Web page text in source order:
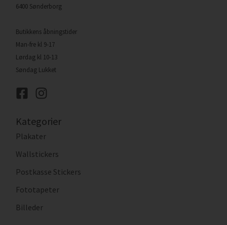
6400 Sønderborg
Butikkens åbningstider
Man-fre kl 9-17
Lørdag kl 10-13
Søndag Lukket
Kategorier
Plakater
Wallstickers
Postkasse Stickers
Fototapeter
Billeder